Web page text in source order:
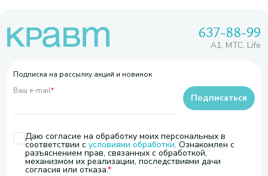
637-88-99
A1, МТС, Life
Подписка на рассылку акций и новинок
Ваш e-mail*
Даю согласие на обработку моих персональных в
соответствии с условиями обработки. Ознакомлен с
разъяснением прав, связанных с обработкой,
механизмом их реализации, последствиями дачи
согласия или отказа.
Подписаться